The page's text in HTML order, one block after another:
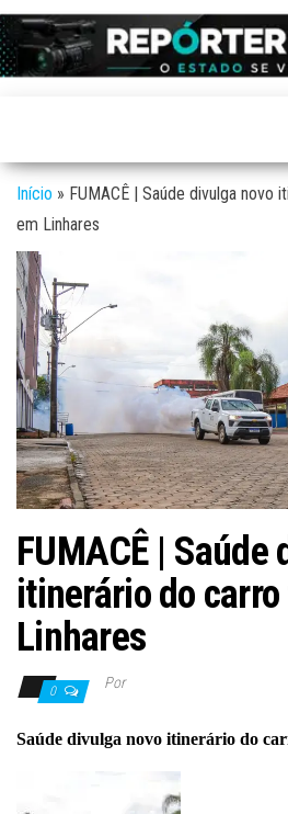
Skip
to
the
site de
Início » FUMACÊ | Saúde divulga novo
em Linhares
FUMACÊ | Saúde
itinerário do
Linhares
0 Por
Saúde divulga novo itinerário do